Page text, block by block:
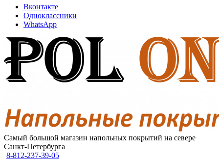
Вконтакте
Одноклассники
WhatsApp
Самый большой магазин напольных покрытий на севере
Санкт-Петербурга
8-812-237-39-05